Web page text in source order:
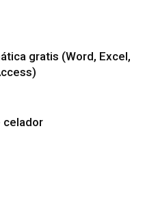
gratis (Word, Excel,
celador